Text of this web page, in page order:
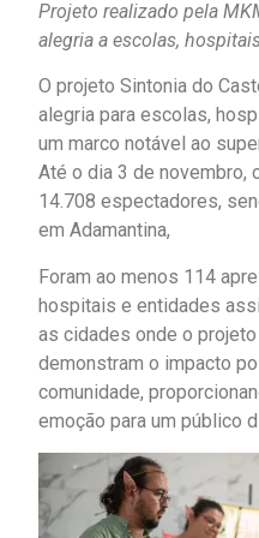
Projeto realizado pela
alegria a escolas,
O projeto Sintonia do
alegria para escolas,
um marco notável ao
Até o dia 3 de novembro,
14.708 espectadores,
em Adamantina,
Foram ao menos 114
hospitais e entidades
as cidades onde o
demonstram o impacto
comunidade,
emoção para um público